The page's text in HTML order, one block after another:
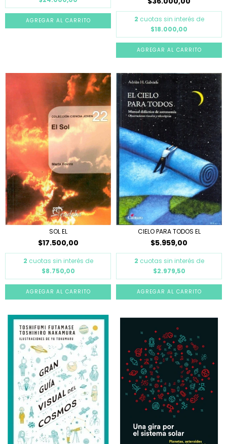
2 cuotas sin interés de
$18.000,00
SOL EL
$17.500,00
2 cuotas sin interés de
$8.750,00
CIELO PARA TODOS EL
$5.959,00
2 cuotas sin interés de
$2.979,50